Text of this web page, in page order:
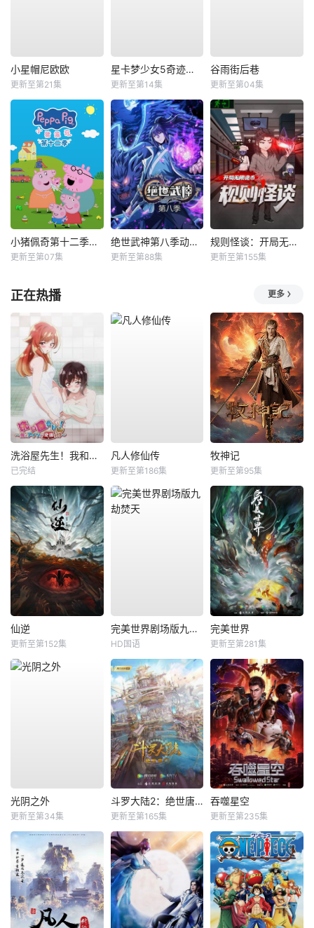
小星帽尼欧欧
更新至第21集
星卡梦少女5奇迹绽放
更新至第14集
谷雨街后巷
更新至第04集
小猪佩奇第十二季国语
更新至第07集
绝世武神第八季动态漫
更新至第88集
规则怪谈：开局无限诡币动态漫
更新至第155集
正在热播 更多
洗浴屋先生！我和那家伙在女浴池！？
已完结
凡人修仙传
更新至第186集
牧神记
更新至第95集
仙逆
更新至第152集
完美世界剧场版九劫焚天
HD国语
完美世界
更新至第281集
光阴之外
更新至第34集
斗罗大陆2：绝世唐门
更新至第165集
吞噬星空
更新至第235集